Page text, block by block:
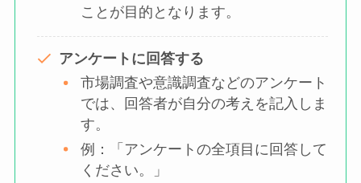
ことが目的となります。
アンケートに回答する
市場調査や意識調査などのアンケート
では、回答者が自分の考えを記入しま
す。
例：「アンケートの全項目に回答して
ください。」